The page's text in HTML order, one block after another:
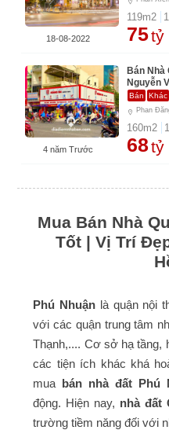
119m2
75tỷ
18-08-2022
Bán Nhà
Nguyễn
Cao -
Bán Khác
Phan
160m2
68tỷ
4 năm Trước
Mua Bán Nhà
Tốt | Vị Trí
Phú Nhuận là quận nội
với các quận trung tâm
Thạnh,.... Cơ sở hạ tầng,
các tiện ích khác khá
mua bán nhà đất Phú
động. Hiện nay, nhà đất
trường tiềm năng đối với